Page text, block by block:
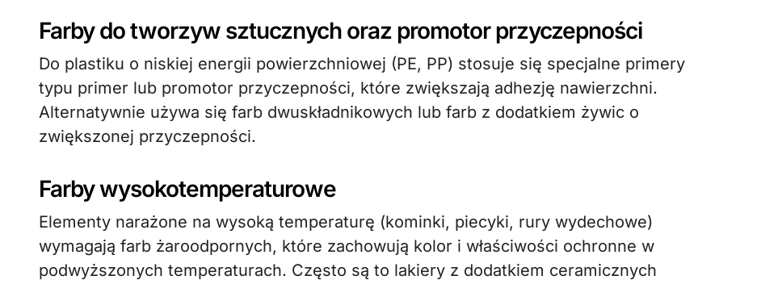
Farby do tworzyw sztucznych oraz promotor przyczepności
Do plastiku o niskiej energii powierzchniowej (PE, PP) stosuje się specjalne primery
typu primer lub promotor przyczepności, które zwiększają adhezję nawierzchni.
Alternatywnie używa się farb dwuskładnikowych lub farb z dodatkiem żywic o
zwiększonej przyczepności.
Farby wysokotemperaturowe
Elementy narażone na wysoką temperaturę (kominki, piecyki, rury wydechowe)
wymagają farb żaroodpornych, które zachowują kolor i właściwości ochronne w
podwyższonych temperaturach. Często są to lakiery z dodatkiem ceramicznych